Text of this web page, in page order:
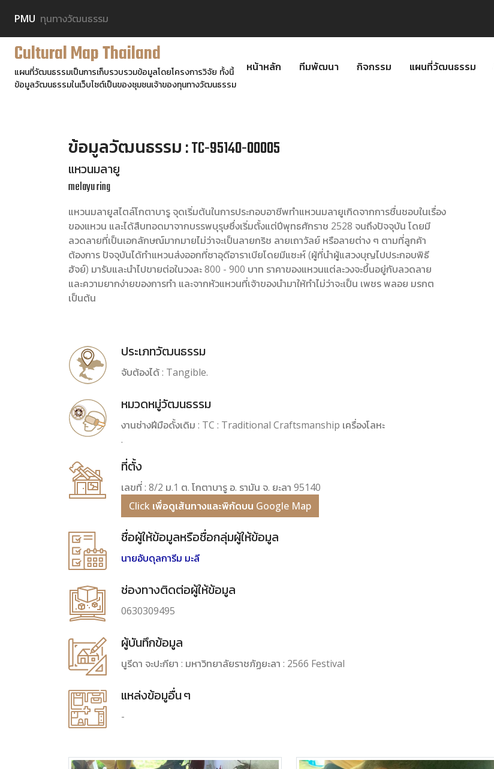
PMU ทุนทางวัฒนธรรม
Cultural Map Thailand
แผนที่วัฒนธรรมเป็นการเก็บรวบรวมข้อมูลโดยโครงการวิจัย ทั้งนี้
ข้อมูลวัฒนธรรมในเว็บไซต์เป็นของชุมชนเจ้าของทุนทางวัฒนธรรม
หน้าหลัก ทีมพัฒนา กิจกรรม แผนที่วัฒนธรรม
ข้อมูลวัฒนธรรม : TC-95140-00005
แหวนมลายู
melayu ring
แหวนมลายูสไตล์โกตาบารู จุดเริ่มต้นในการประกอบอาชีพทำแหวนมลายูเกิดจากการชื่นชอบในเรื่อง
ของแหวน และได้สืบทอดมาจากบรรพบุรุษซึ่งเริ่มตั้งแต่ปีพุทธศักราช 2528 จนถึงปัจจุบัน โดยมี
ลวดลายที่เป็นเอกลักษณ์มากมายไม่ว่าจะเป็นลายกริช ลายเถาวัลย์ หรือลายต่าง ๆ ตามที่ลูกค้า
ต้องการ ปัจจุบันได้ทำแหวนส่งออกที่ซาอุดีอาราเบียโดยมีแซะห์ (ผู้ที่นำผู้แสวงบุญไปประกอบพิธี
ฮัจย์) มารับและนำไปขายต่อในวงละ 800 - 900 บาท ราคาของแหวนแต่ละวงจะขึ้นอยู่กับลวดลาย
และความยากง่ายของการทำ และจากหัวแหวนที่เจ้าของนำมาให้ทำไม่ว่าจะเป็น เพชร พลอย มรกต
เป็นต้น
ประเภทวัฒนธรรม
จับต้องได้ : Tangible.
หมวดหมู่วัฒนธรรม
งานช่างฝีมือดั้งเดิม : TC : Traditional Craftsmanship เครื่องโลหะ
.
ที่ตั้ง
เลขที่ : 8/2 ม.1 ต. โกตาบารู อ. รามัน จ. ยะลา 95140
Click เพื่อดูเส้นทางและพิกัดบน Google Map
ชื่อผู้ให้ข้อมูลหรือชื่อกลุ่มผู้ให้ข้อมูล
นายอับดุลการีม มะลี
ช่องทางติดต่อผู้ให้ข้อมูล
0630309495
ผู้บันทึกข้อมูล
นูรีดา จะปะกียา : มหาวิทยาลัยราชภัฏยะลา : 2566 Festival
แหล่งข้อมูอื่น ๆ
-